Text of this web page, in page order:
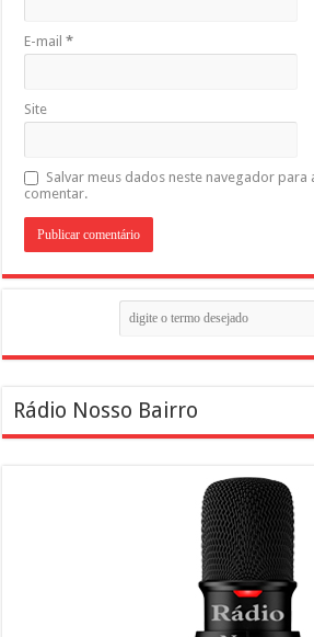
E-mail*
Site
Salvar meus dados neste navegador para
comentar.
Rádio Nosso Bairro